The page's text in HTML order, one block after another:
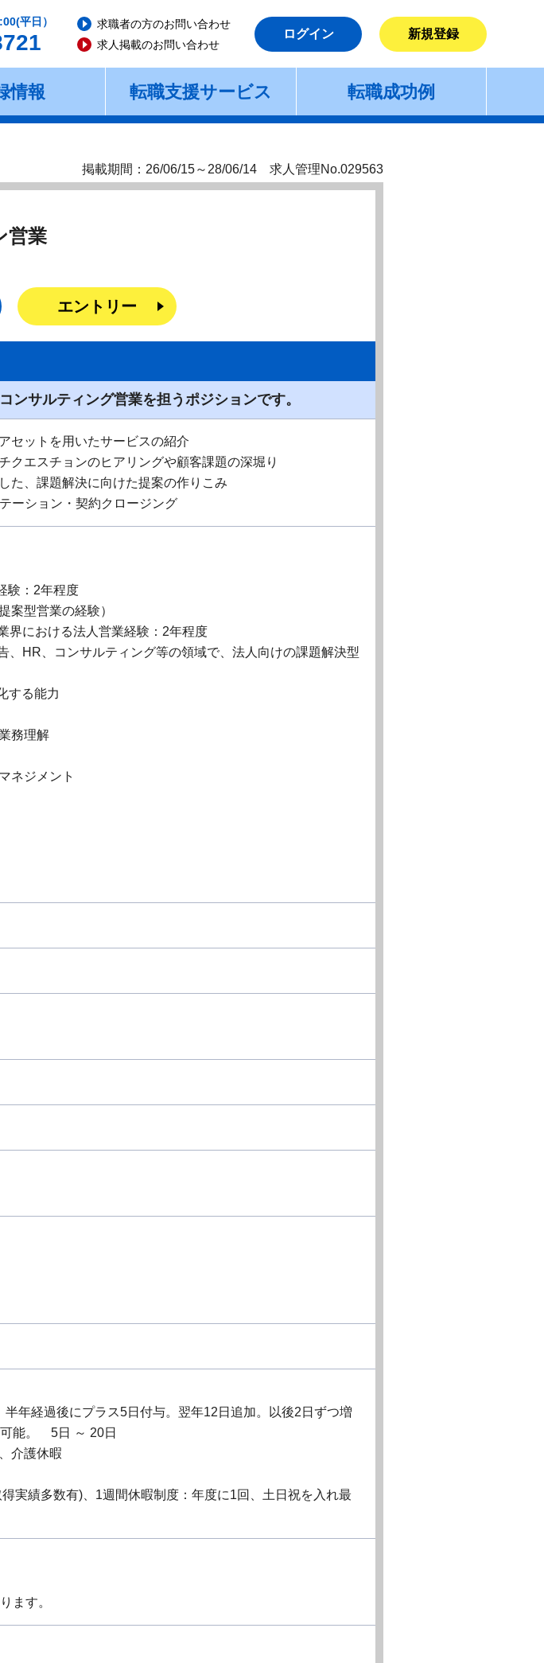
平日）
求職者の方のお問い合わせ
求人掲載のお問い合わせ
ログイン 新規登録
情報 転職支援サービス 転職成功例
掲載期間：26/06/15～28/06/14 求人管理No.029563
営業
エントリー
サルティング営業を担うポジションです。
セットを用いたサービスの紹介
クエスチョンのヒアリングや顧客課題の深堀り
た、課題解決に向けた提案の作りこみ
ーション・契約クロージング
験：2年程度
案型営業の経験）
界における法人営業経験：2年程度
、HR、コンサルティング等の領域で、法人向けの課題解決型
する能力
務理解
ネジメント
年経過後にプラス5日付与。翌年12日追加。以後2日ずつ増
能。 5日 ～ 20日
介護休暇
実績多数有)、1週間休暇制度：年度に1回、土日祝を入れ最
ます。